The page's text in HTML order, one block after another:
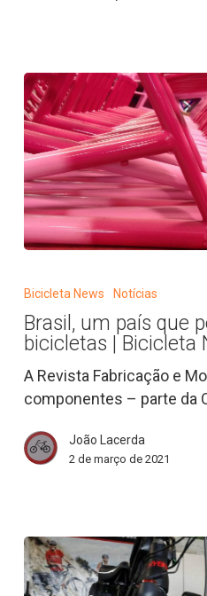
que
pedala
e
produz
|
Bicicleta
Bicicleta News Notícias
Brasil, um país que
bicicletas | Bicicleta
A Revista Fabricação e
componentes – parte da
João Lacerda
2 de março de 2021